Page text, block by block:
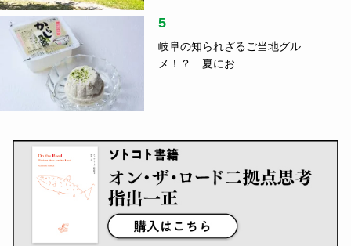
5
岐阜の知られざるご当地グル
メ！？ 夏にお...